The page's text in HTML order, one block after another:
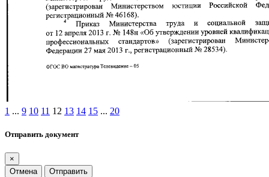
1 ... 9 10 11 12 13 14 15 ... 20
Отправить документ
×
Отмена
Отправить